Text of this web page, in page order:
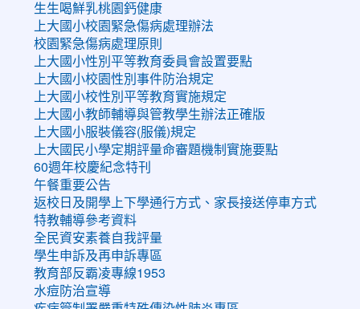
生生喝鮮乳桃園鈣健康
上大國小校園緊急傷病處理辦法
校園緊急傷病處理原則
上大國小性別平等教育委員會設置要點
上大國小校園性別事件防治規定
上大國小校性別平等教育實施規定
上大國小教師輔導與管教學生辦法正確版
上大國小服裝儀容(服儀)規定
上大國民小學定期評量命審題機制實施要點
60週年校慶紀念特刊
午餐重要公告
返校日及開學上下學通行方式、家長接送停車方式
特教輔導參考資料
全民資安素養自我評量
學生申訴及再申訴專區
教育部反霸凌專線1953
水痘防治宣導